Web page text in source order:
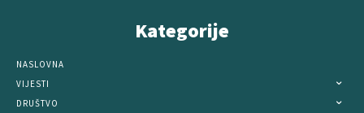
Kategorije
NASLOVNA
VIJESTI
DRUŠTVO